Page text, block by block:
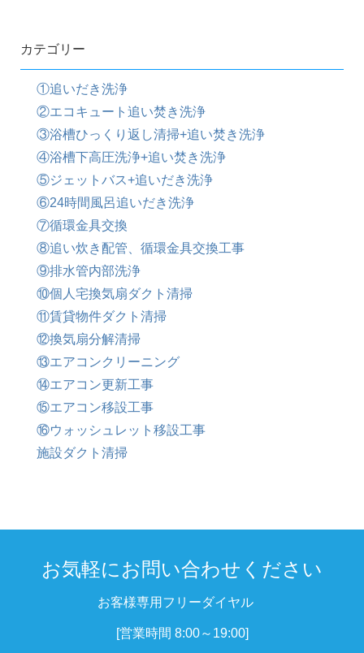
カテゴリー
①追いだき洗浄
②エコキュート追い焚き洗浄
③浴槽ひっくり返し清掃+追い焚き洗浄
④浴槽下高圧洗浄+追い焚き洗浄
⑤ジェットバス+追いだき洗浄
⑥24時間風呂追いだき洗浄
⑦循環金具交換
⑧追い炊き配管、循環金具交換工事
⑨排水管内部洗浄
⑩個人宅換気扇ダクト清掃
⑪賃貸物件ダクト清掃
⑫換気扇分解清掃
⑬エアコンクリーニング
⑭エアコン更新工事
⑮エアコン移設工事
⑯ウォッシュレット移設工事
施設ダクト清掃
お気軽にお問い合わせください
お客様専用フリーダイヤル
[営業時間 8:00～19:00]